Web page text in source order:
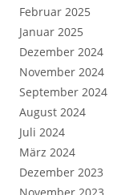
Februar 2025
Januar 2025
Dezember 2024
November 2024
September 2024
August 2024
Juli 2024
März 2024
Dezember 2023